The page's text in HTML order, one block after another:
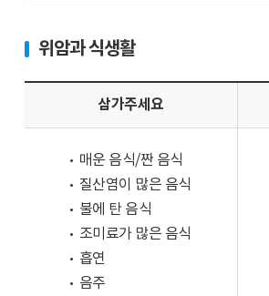
자
76.1%
위암과 식생활
삼가주세요
매운 음식/짠 음식
질산염이 많은 음식
불에 탄 음식
조미료가 많은 음식
흡연
음주